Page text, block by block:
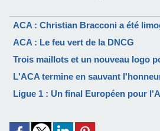
ACA : Christian Bracconi a été
ACA : Le feu vert de la DNCG
Trois maillots et un nouveau logo
L'ACA termine en sauvant
Ligue 1 : Un final Européen pour